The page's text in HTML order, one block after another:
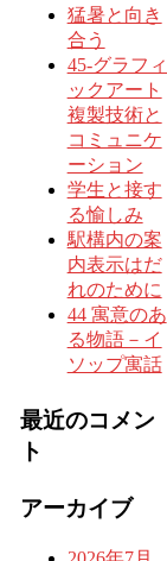
猛暑と向き
合う
45-グラフィ
ックアート
複製技術と
コミュニケ
ーション
学生と接す
る愉しみ
駅構内の案
内表示はだ
れのために
44 寓意のあ
る物語－イ
ソップ寓話
最近のコメン
ト
アーカイブ